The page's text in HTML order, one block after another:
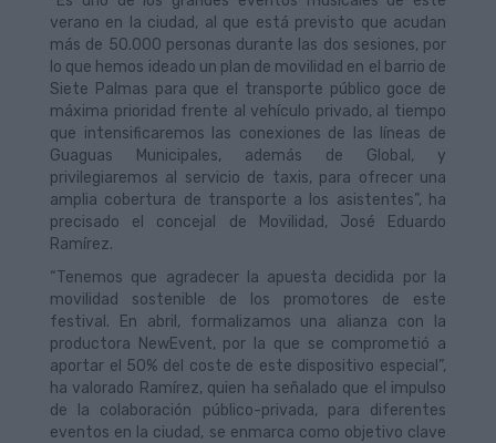
verano en la ciudad, al que está previsto que acudan
más de 50.000 personas durante las dos sesiones, por
lo que hemos ideado un plan de movilidad en el barrio de
Siete Palmas para que el transporte público goce de
máxima prioridad frente al vehículo privado, al tiempo
que intensificaremos las conexiones de las líneas de
Guaguas Municipales, además de Global, y
privilegiaremos al servicio de taxis, para ofrecer una
amplia cobertura de transporte a los asistentes”, ha
precisado el concejal de Movilidad, José Eduardo
Ramírez.
“Tenemos que agradecer la apuesta decidida por la
movilidad sostenible de los promotores de este
festival. En abril, formalizamos una alianza con la
productora NewEvent, por la que se comprometió a
aportar el 50% del coste de este dispositivo especial”,
ha valorado Ramírez, quien ha señalado que el impulso
de la colaboración público-privada, para diferentes
eventos en la ciudad, se enmarca como objetivo clave